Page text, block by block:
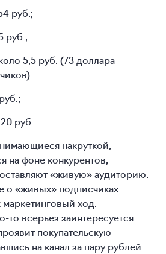
руб.;
руб.;
5,5 руб. (73 доллара
руб.
накруткой,
на фоне конкурентов,
«живую» аудиторию.
о «живых» подписчиках
маркетинговый ход.
то всерьез заинтересуется
покупательскую
на канал за пару рублей.